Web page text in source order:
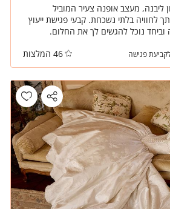
מעצב אופנה צעיר המוביל
לחוויה בלתי נשכחת. קבעי פגישת ייעוץ
נוכל להגשים לך את החלום.
פגישה 46 המלצות